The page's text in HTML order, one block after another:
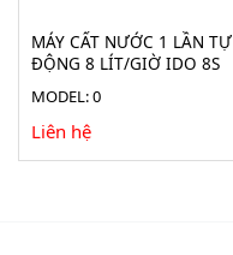
MÁY CẤT NƯỚC 1 LẦN TỰ
ĐỘNG 8 LÍT/GIỜ IDO 8S
MODEL: 0
Liên hệ